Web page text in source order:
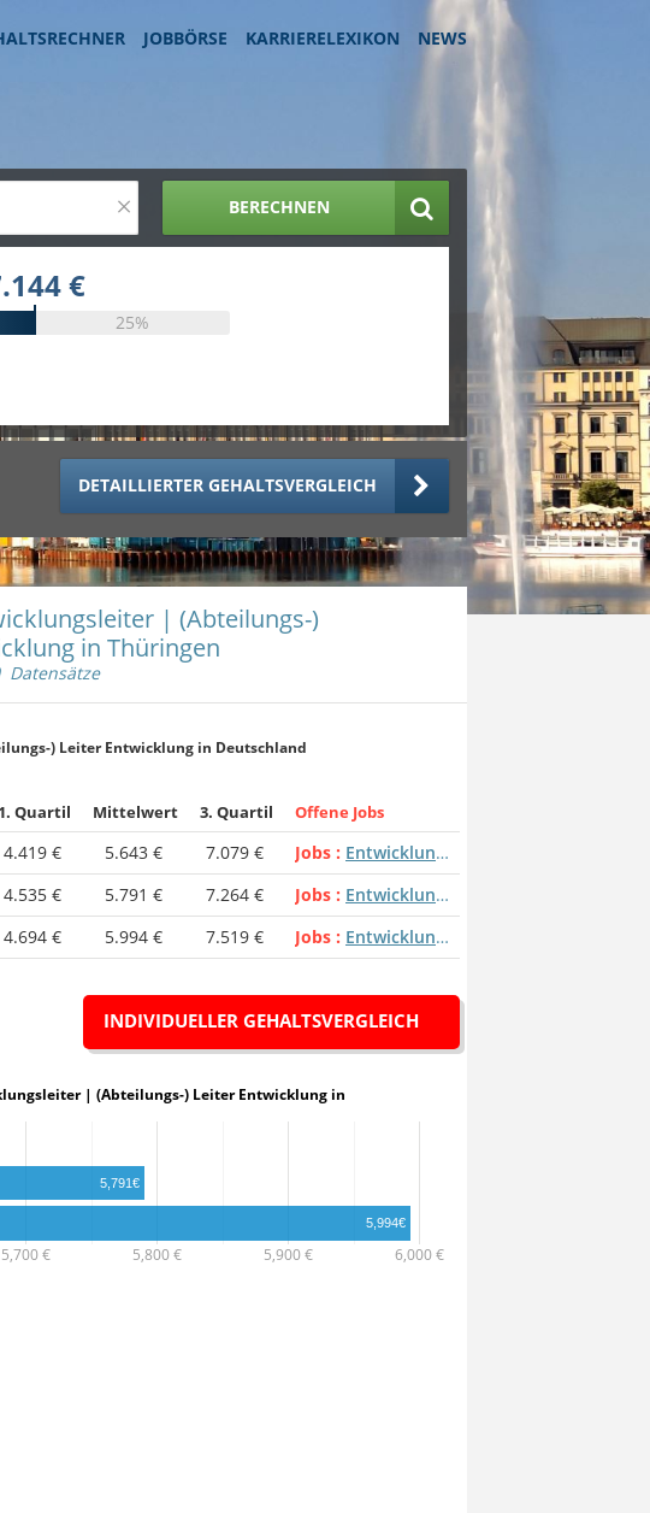
JOBBÖRSE KARRIERELEXIKON NEWS
× BERECHNEN
€
25%
DETAILLIERTER GEHALTSVERGLEICH
| (Abteilungs-)
in Thüringen
Datensätze
) Leiter Entwicklung in Deutschland
1. Quartil Mittelwert 3. Quartil Offene Jobs
4.419 € 5.643 € 7.079 € Jobs
Entwicklungsleiter | (Abteilungs-) Leiter Entwicklung
4.535 € 5.791 € 7.264 € Jobs
Entwicklungsleiter | (Abteilungs-) Leiter Entwicklung
4.694 € 5.994 € 7.519 € Jobs Entwicklungsleiter | (Abteilungs-) Leiter Entwicklung
INDIVIDUELLER GEHALTSVERGLEICH
| (Abteilungs-) Leiter Entwicklung in
5,700 € 5,800 € 5,900 € 6,000 €
5,791€
5,994€